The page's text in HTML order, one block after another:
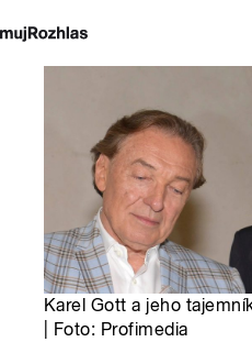
Karel Gott a jeho
| Foto: Profimedia